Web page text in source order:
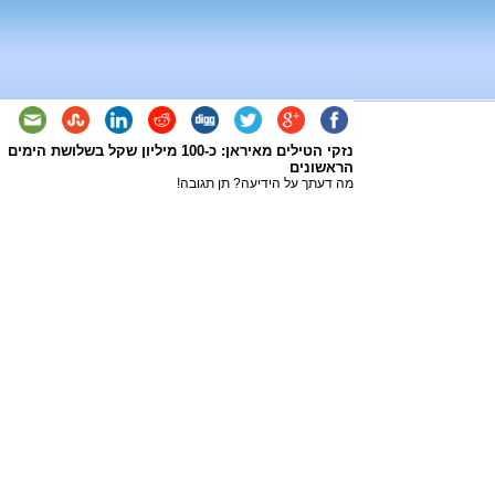
נזקי הטילים מאיראן: כ-100 מיליון שקל בשלושת הימים
הראשונים
מה דעתך על הידיעה? תן תגובה!